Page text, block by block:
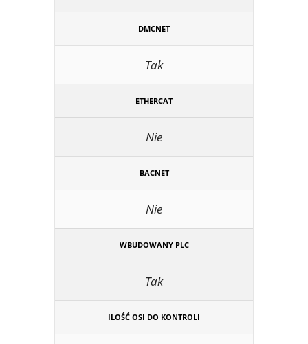
DMCNET
Tak
ETHERCAT
Nie
BACNET
Nie
WBUDOWANY PLC
Tak
ILOŚĆ OSI DO KONTROLI